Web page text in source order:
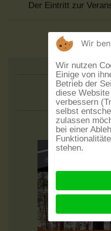
Der Eintritt zur
Wir
Wir nutzen
Einige von
Betrieb der
diese
verbessern
selbst
zulassen
bei einer
stehen.